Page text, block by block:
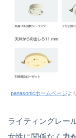
panasonicホームページ よ
ライティングレー